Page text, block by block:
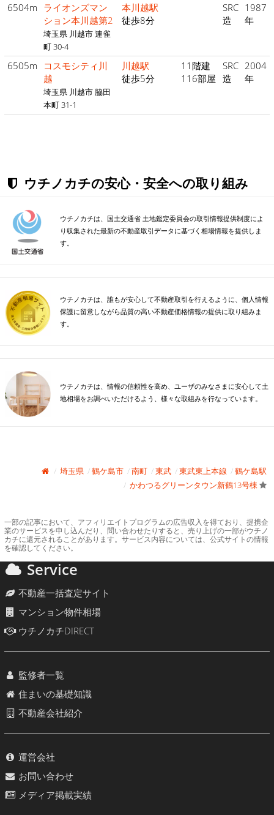
6504m ライオンズマン
ション本川越第2
埼玉県 川越市 連雀
町 30-4
本川越駅
徒歩8分
SRC
造
1987
年
6505m
コスモシティ川
越
埼玉県 川越市 脇田
本町 31-1
川越駅
徒歩5分
11階建
116部屋
SRC
造
2004
年
ウチノカチの安心・安全への取り組み
ウチノカチは、国土交通省 土地鑑定委員会の取引情報提供制度によ
り収集された最新の不動産取引データに基づく相場情報を提供しま
す。
ウチノカチは、誰もが安心して不動産取引を行えるように、個人情報
保護に留意しながら品質の高い不動産価格情報の提供に取り組みま
す。
ウチノカチは、情報の信頼性を高め、ユーザのみなさまに安心して土
地相場をお調べいただけるよう、様々な取組みを行なっています。
埼玉県 鶴ケ島市 南町 東武 東武東上本線
鶴ケ島駅
かわつるグリーンタウン新鶴13号棟
一部の記事において、アフィリエイトプログラムの広告収入を得ており、提携企
業のサービスを申し込んだり、問い合わせたりすると、売り上げの一部がウチノ
カチに還元されることがあります。サービス内容については、公式サイトの情報
を確認してください。
Service
不動産一括査定サイト
マンション物件相場
ウチノカチDIRECT
監修者一覧
住まいの基礎知識
不動産会社紹介
運営会社
お問い合わせ
メディア掲載実績